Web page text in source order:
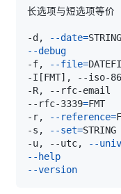
-d, --date=
--debug
-f,
--file=
-I [FMT] , --iso-
-R, --rfc-email
--rfc-3339=FMT
-r,
--reference=
-s,
--set=
-u, --utc,
--
--help
--version